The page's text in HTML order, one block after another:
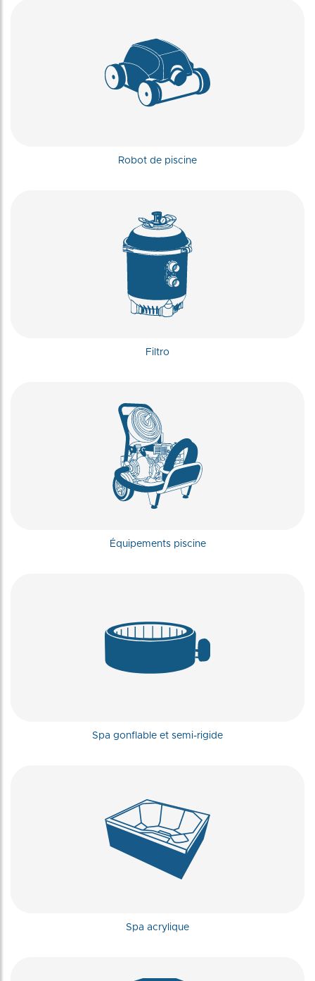
Robot de piscine
Filtro
Équipements piscine
Spa gonflable et semi-rigide
Spa acrylique